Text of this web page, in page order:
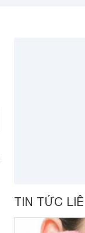
TIN TỨC